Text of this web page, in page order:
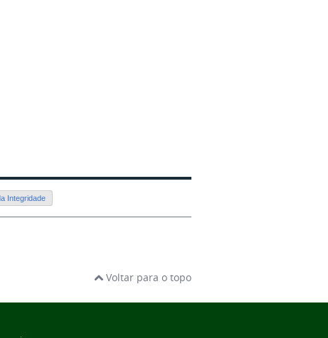
Integridade
Voltar para o topo